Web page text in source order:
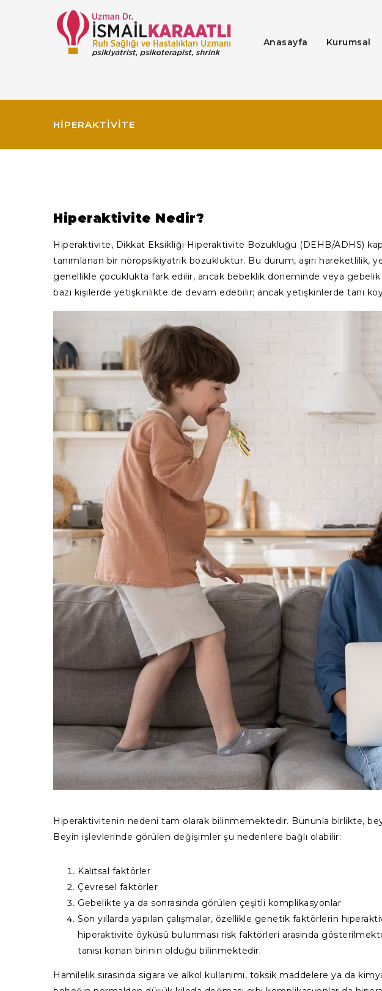
Anasayfa Kurumsal
HIPERAKTIVITE
Hiperaktivite Nedir?
Hiperaktivite, Dikkat Eksikliği Hiperaktivite Bozukluğu (DEHB/ADHS)
tanımlanan bir nöropsikiyatrik bozukluktur. Bu durum, aşırı hareketlilik,
genellikle çocuklukta fark edilir, ancak bebeklik döneminde veya
bazı kişilerde yetişkinlikte de devam edebilir; ancak yetişkinlerde tanı
Hiperaktivitenin nedeni tam olarak bilinmemektedir. Bununla birlikte,
Beyin işlevlerinde görülen değişimler şu nedenlere bağlı olabilir:
Kalıtsal faktörler
Çevresel faktörler
Gebelikte ya da sonrasında görülen çeşitli komplikasyonlar
Son yıllarda yapılan çalışmalar, özellikle genetik faktörlerin
hiperaktivite öyküsü bulunması risk faktörleri arasında
tanısı konan birinin olduğu bilinmektedir.
Hamilelik sırasında sigara ve alkol kullanımı, toksik maddelere ya da